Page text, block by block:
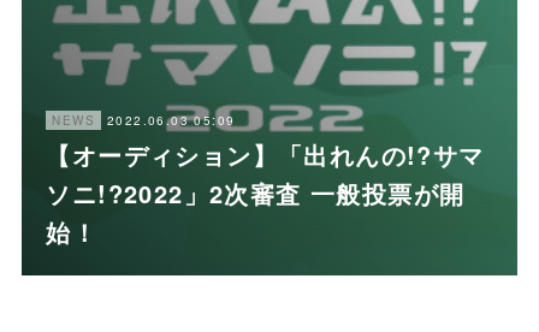
NEWS 2022.06.03 05:09
【オーディション】「出れんの!?サマ
ソニ!?2022」2次審査 一般投票が開
始！